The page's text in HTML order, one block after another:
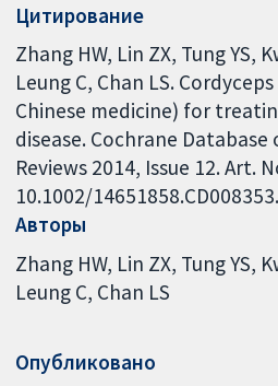
Цитирование
Zhang HW, Lin ZX, Tung YS,
Leung C, Chan LS.
Chinese medicine) for
disease. Cochrane
Reviews 2014, Issue 12. Art.
10.1002/
Авторы
Zhang HW Lin ZX Tung YS
Leung C Chan LS
Опубликовано